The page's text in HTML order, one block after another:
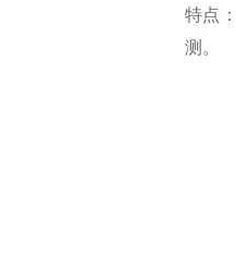
特点
测。